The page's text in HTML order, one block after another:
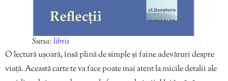
Sursa:libris
O lectură ușoară, însă plină de simple și faine adevăruri despre
viață. Această carte te va face poate mai atent la micile detalii ale